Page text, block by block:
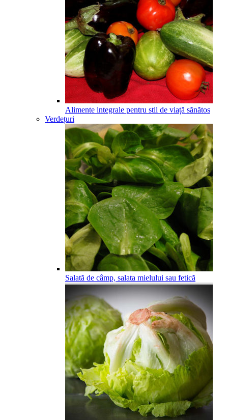
Alimente integrale pentru stil de viață sănătos
Verdețuri
Salată de câmp, salata mielului sau fetică